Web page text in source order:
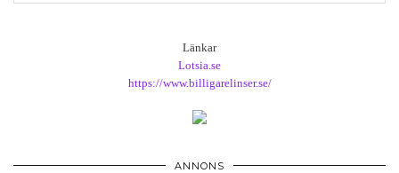
Länkar
Lotsia.se
https://www.billigarelinser.se/
ANNONS